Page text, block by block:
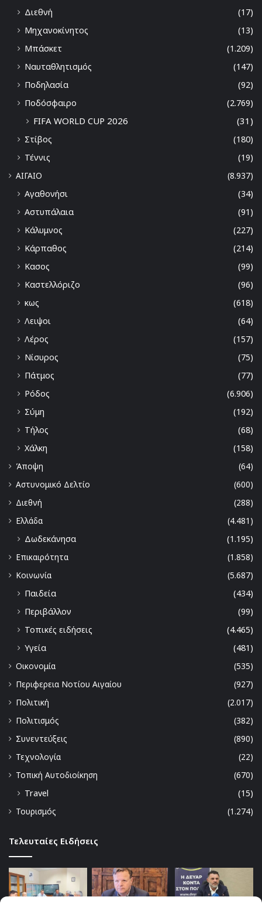
Διεθνή
(17)
Μηχανοκίνητος
(13)
Μπάσκετ
(1.209)
Ναυταθλητισμός
(147)
Ποδηλασία
(92)
Ποδόσφαιρο
(2.769)
FIFA WORLD CUP 2026 (31)
Στίβος
(180)
Τέννις
(19)
ΑΙΓΑΙΟ
(8.937)
Αγαθονήσι
(34)
Αστυπάλαια
(91)
Κάλυμνος
(227)
Κάρπαθος
(214)
Κασος
(99)
Καστελλόριζο
(96)
κως
(618)
Λειψοι
(64)
Λέρος
(157)
Νίσυρος
(75)
Πάτμος
(77)
Ρόδος
(6.906)
Σύμη
(192)
Τήλος
(68)
Χάλκη
(158)
Άποψη
(64)
Αστυνομικό Δελτίο
(600)
Διεθνή
(288)
Ελλάδα
(4.481)
Δωδεκάνησα
(1.195)
Επικαιρότητα
(1.858)
Κοινωνία
(5.687)
Παιδεία
(434)
Περιβάλλον
(99)
Τοπικές ειδήσεις
(4.465)
Υγεία
(481)
Οικονομία
(535)
Περιφερεια Νοτίου Αιγαίου
(927)
Πολιτική
(2.017)
Πολιτισμός
(382)
Συνεντεύξεις
(890)
Τεχνολογία
(22)
Τοπική Αυτοδιοίκηση
(670)
Travel
(15)
Τουρισμός
(1.274)
Τελευταίες Ειδήσεις